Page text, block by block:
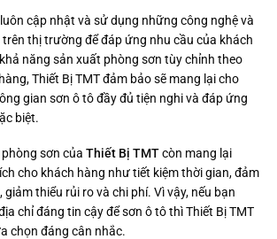
cập nhật và sử dụng những công nghệ và
thị trường để đáp ứng nhu cầu của khách
năng sản xuất phòng sơn tùy chỉnh theo
Thiết Bị TMT đảm bảo sẽ mang lại cho
gian sơn ô tô đầy đủ tiện nghi và đáp ứng
biệt.
sơn của Thiết Bị TMTcòn mang lại
cho khách hàng như tiết kiệm thời gian, đảm
thiểu rủi ro và chi phí. Vì vậy, nếu bạn
chỉ đáng tin cậy để sơn ô tô thì Thiết Bị TMT
chọn đáng cân nhắc.